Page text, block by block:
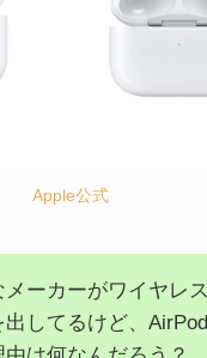
Apple公式
メーカーがワイヤレ
出してるけど、